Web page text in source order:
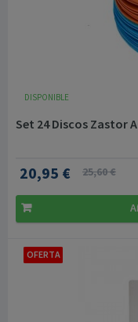
DISPONIBLE
Set 24 Discos Zastor
20,95 € 25,60 €
OFERTA